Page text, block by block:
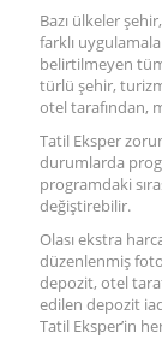
Bazı ülkeler
farklı
belirtilmeyen
türlü şehir, turizm
otel tarafından,
Tatil Eksper
durumlarda
programdaki
değiştirebilir.
Olası ekstra
düzenlenmiş
depozit, otel
edilen depozit
Tatil Eksper’in